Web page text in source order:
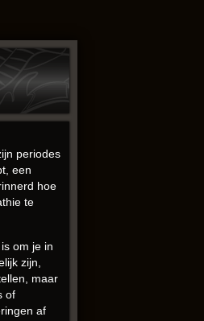
periodes
een
hoe
te
om je in
zijn,
maar
of
af